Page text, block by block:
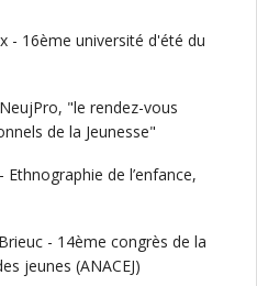
- 16ème université d'été du
"le rendez-vous
de la Jeunesse"
de l’enfance,
- 14ème congrès de la
jeunes (ANACEJ)